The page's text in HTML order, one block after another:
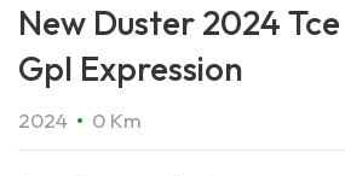
New Duster 2024
Gpl Expression
2024 0 Km